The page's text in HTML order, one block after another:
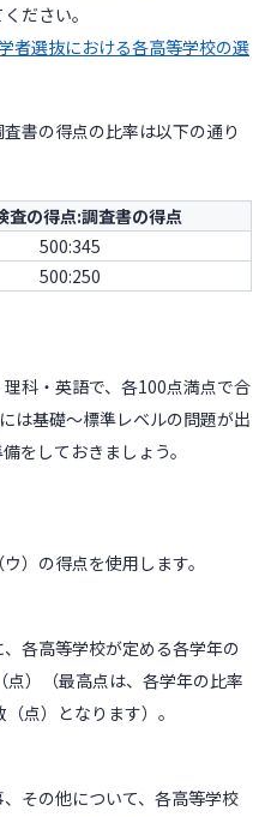
ださい。
者選抜における各高等学校の選
書の得点の比率は以下の通り
査の得点:調査書の得点
500:345
500:250
科・英語で、各100点満点で合
は基礎～標準レベルの問題が出
をしておきましょう。
）の得点を使用します。
、各高等学校が定める各学年の
）（最高点は、各学年の比率
点）となります）。
その他について、各高等学校